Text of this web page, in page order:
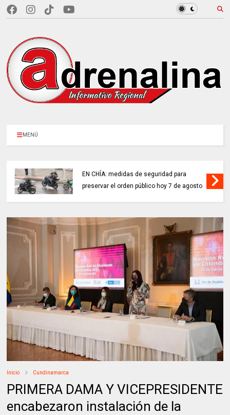
MENÚ
EN CHÍA: medidas de seguridad para
preservar el orden público hoy 7 de agosto
Inicio Cundinamarca
PRIMERA DAMA Y VICEPRESIDENTE
encabezaron instalación de la